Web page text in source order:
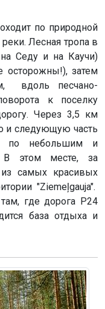
по природной
Лесная тропа в
Седу и на Каучи)
осторожны!), затем
вдоль песчано-
к поселку
Через 3,5 км
и следующую часть
по небольшим и
В этом месте, за
самых красивых
"Ziemeļgauja".
где дорога P24
база отдыха и